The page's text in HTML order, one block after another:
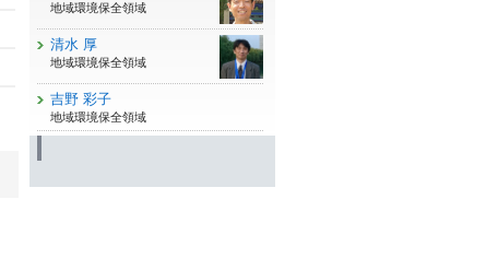
地域環境保全領域
清水 厚
地域環境保全領域
吉野 彩子
地域環境保全領域